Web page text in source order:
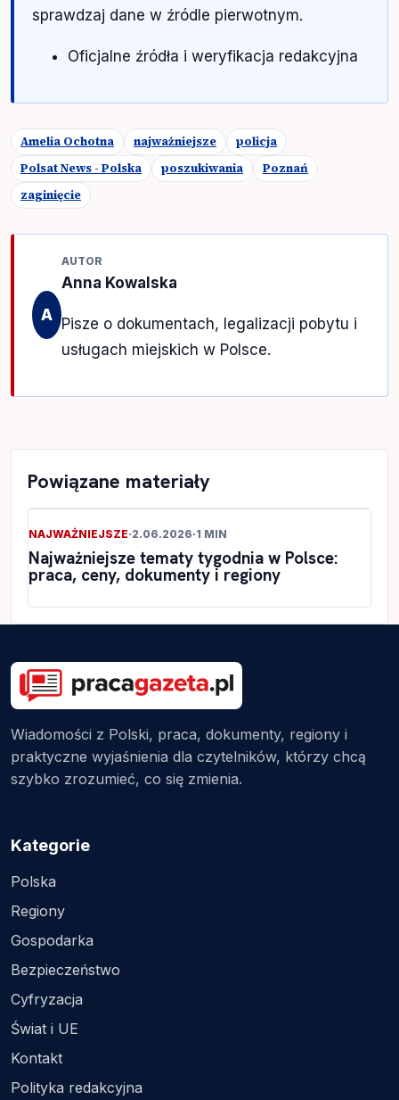
sprawdzaj dane w źródle pierwotnym.
Oficjalne źródła i weryfikacja redakcyjna
Amelia Ochotna najważniejsze
policja
Polsat News - Polska
poszukiwania
Poznań
zaginięcie
A
AUTOR
Anna Kowalska
Pisze o dokumentach, legalizacji pobytu i
usługach miejskich w Polsce.
Powiązane materiały
NAJWAŻNIEJSZE·2.06.2026·1 MIN
Najważniejsze tematy tygodnia w Polsce:
praca, ceny, dokumenty i regiony
Wiadomości z Polski, praca, dokumenty, regiony i
praktyczne wyjaśnienia dla czytelników, którzy chcą
szybko zrozumieć, co się zmienia.
Kategorie
Polska
Regiony
Gospodarka
Bezpieczeństwo
Cyfryzacja
Świat i UE
Kontakt
Polityka redakcyjna